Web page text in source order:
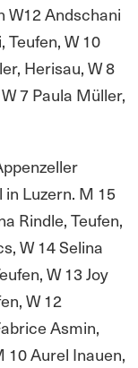
W12 Andschani
Teufen, W 10
Herisau, W 8
7 Paula Müller,
Luzern. M 15
Rindle, Teufen,
W 14 Selina
W 13 Joy
W 12
Asmin,
10 Aurel Inauen,